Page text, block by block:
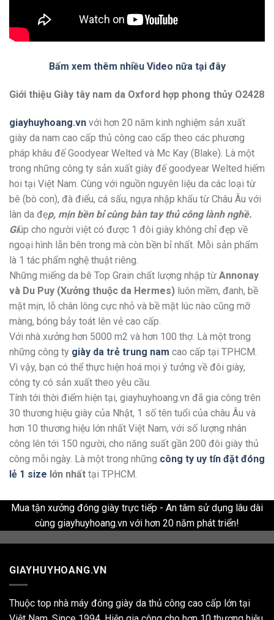
Bấm xem thêm nhiều Video nữa tại đây
Giới thiệu Giày tây nam da Oxford hợp phong thủy O2428
giayhuyhoang.vn với hơn 20 năm kinh nghiệm sản xuất
giày da nam cao cấp thủ công cao cấp theo các phương
pháp khâu đế Goodyear Welted và Mc Kay (Blake). Là một
trong những công ty sản xuất giày đế goodyear Welted hiếm
hoi tại Việt Nam. Cùng với nguồn nguyên liệu da các loại từ
bê (bò con), đà điểu, cá sấu, ngựa nhập khẩu từ Châu Âu với
làn da đẹp, mịn bền bỉ cùng bàn tay thủ công lành nghề.
Giúp cho người việt có được 1 đôi giày không chỉ đẹp về
ngoại hình lẫn bên trong mà còn bền bỉ nhất. Mỗi sản phẩm
là 1 tác phẩm nghệ thuật riêng.
Những miếng da bê Top Grain chất lượng nhập từ Annonay
và Du Puy (Xưởng thuộc da Hermes) luôn mềm, đanh, bề
mặt mịn, lỗ chân lông cực nhỏ và bề mặt lúc nào cũng mỡ
màng, bóng bảy toát lên vẻ cao cấp.
Với nhà xưởng hơn 5000 m2 và hơn 100 thợ. Là một trong
những công ty giày da trẻ trung nam cao cấp tại TPHCM.
Vì vậy, bạn có thể thực hiện hoá mọi ý tưởng về đôi giày,
công ty có sản xuất theo yêu cầu.
Tính tới thời điểm hiện tại, giayhuyhoang.vn đã gia công trên
30 thương hiệu giày của Nhật, 1 số tên tuổi của châu Âu và
hơn 10 thương hiệu lớn nhất Việt Nam, với số lượng nhân
công lên tới 150 người, cho năng suất gần 200 đôi giày thủ
công mỗi ngày. Là một trong những công ty uy tín đặt đóng
lẻ 1 size lớn nhất tại TPHCM.
Mua tận xưởng đóng giày trực tiếp - An tâm sử dụng lâu dài
cùng giayhuyhoang.vn với hơn 20 năm phát triển!
GIAYHUYHOANG.VN
Thuộc top nhà máy đóng giày da thủ công cao cấp lớn tại